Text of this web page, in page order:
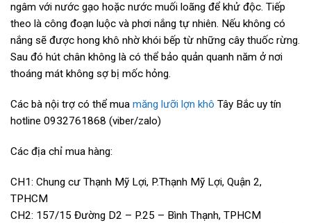
ngâm với nước gạo hoặc nước muối loãng để khử độc. Tiếp
theo là công đoạn luộc và phơi nắng tự nhiên. Nếu không có
nắng sẽ được hong khô nhờ khói bếp từ những cây thuốc rừng.
Sau đó hút chân không là có thể bảo quản quanh năm ở nơi
thoáng mát không sợ bị mốc hỏng.
Các bà nội trợ có thể mua măng lưỡi lợn khô Tây Bắc uy tín
hotline 0932761868 (viber/zalo)
Các địa chỉ mua hàng:
CH1: Chung cư Thạnh Mỹ Lợi, P.Thạnh Mỹ Lợi, Quận 2,
TPHCM
CH2: 157/15 Đường D2 – P.25 – Bình Thạnh, TPHCM